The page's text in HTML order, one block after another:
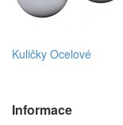
Kuličky Ocelové
Informace